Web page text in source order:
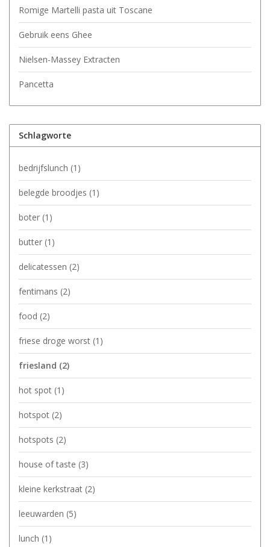
Romige Martelli pasta uit Toscane
Gebruik eens Ghee
Nielsen-Massey Extracten
Pancetta
Schlagworte
bedrijfslunch (1)
belegde broodjes (1)
boter (1)
butter (1)
delicatessen (2)
fentimans (2)
food (2)
friese droge worst (1)
friesland (2)
hot spot (1)
hotspot (2)
hotspots (2)
house of taste (3)
kleine kerkstraat (2)
leeuwarden (5)
lunch (1)